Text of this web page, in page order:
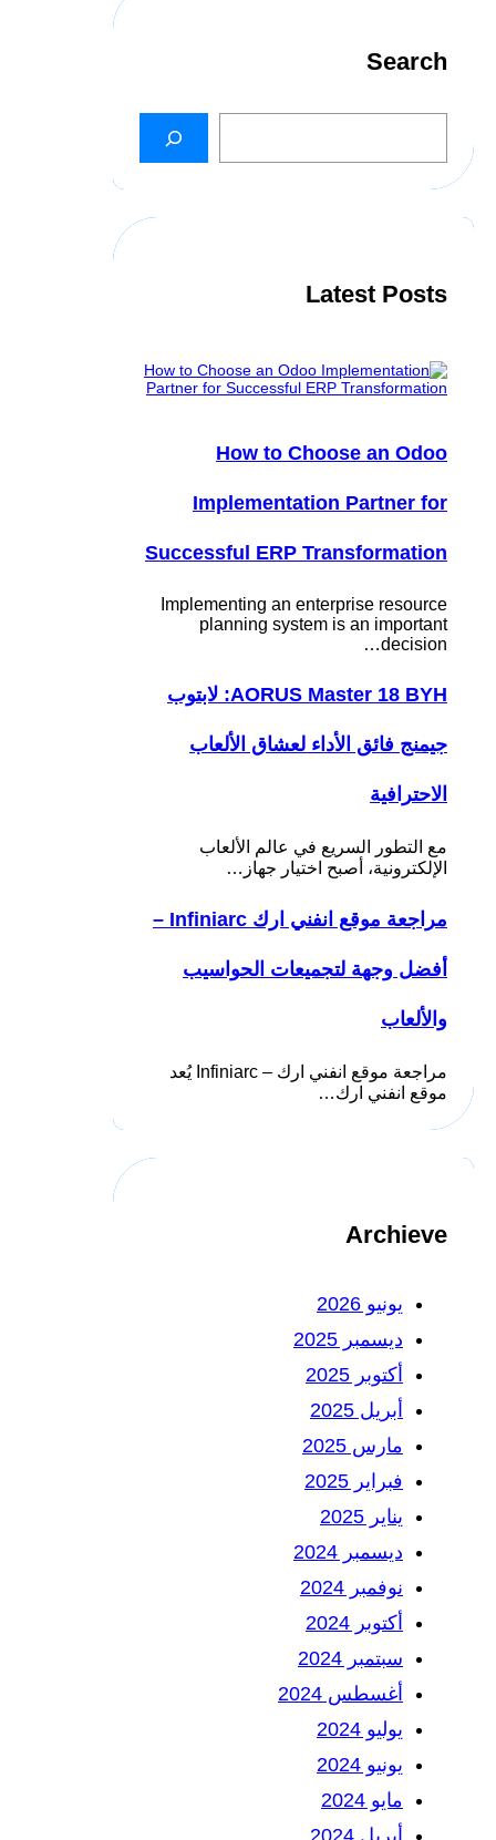
Search
c
Latest Posts
How to Choose an Odoo
Implementation Partner for
Successful ERP Transformation
Implementing an enterprise resource
planning system is an important
decision…
AORUS Master 18 BYH: لابتوب
جيمنج فائق الأداء لعشاق الألعاب
الاحترافية
مع التطور السريع في عالم الألعاب
الإلكترونية، أصبح اختيار جهاز…
مراجعة موقع انفني ارك Infiniarc –
أفضل وجهة لتجميعات الحواسيب
والألعاب
مراجعة موقع انفني ارك – Infiniarc يُعد
موقع انفني ارك…
Archieve
يونيو 2026
ديسمبر 2025
أكتوبر 2025
أبريل 2025
مارس 2025
فبراير 2025
يناير 2025
ديسمبر 2024
نوفمبر 2024
أكتوبر 2024
سبتمبر 2024
أغسطس 2024
يوليو 2024
يونيو 2024
مايو 2024
أبريل 2024